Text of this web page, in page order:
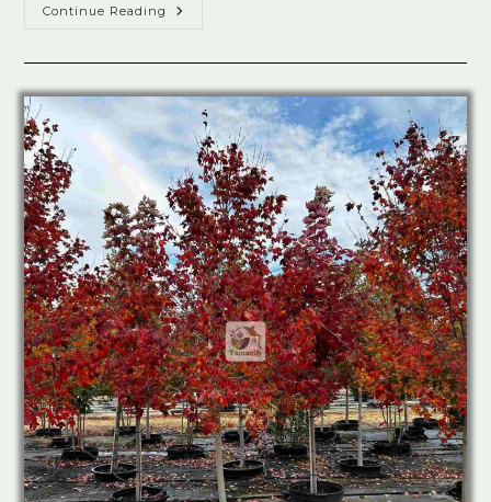
Continue Reading Jual
Maple
100%
Koleksi
Ready
Stok